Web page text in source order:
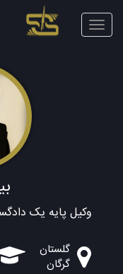
Toggle
navigation
وکیل پایه یک دادگستری
گلستان
گرگان